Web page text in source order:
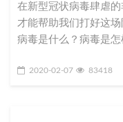
在新型冠状病毒肆虐
才能帮助我们打好这
病毒是什么？病毒是
2020-02-07 83418